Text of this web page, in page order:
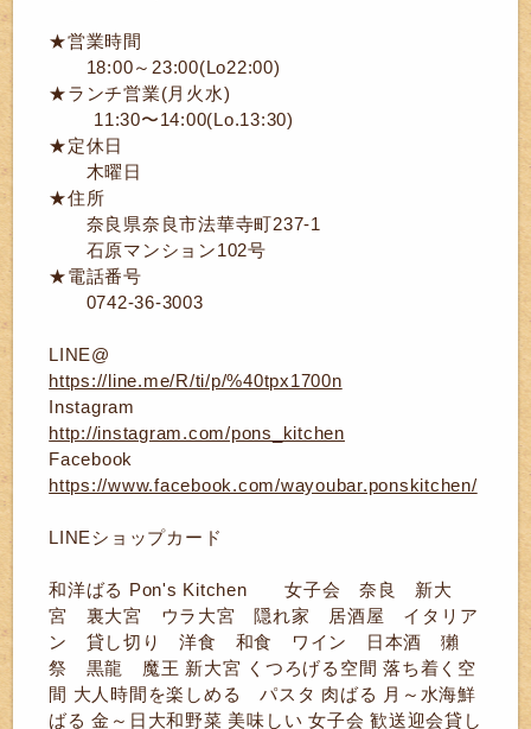
★営業時間
18:00～23:00(Lo22:00)
★ランチ営業(月火水)
11:30〜14:00(Lo.13:30)
★定休日
木曜日
★住所
奈良県奈良市法華寺町237-1
石原マンション102号
★電話番号
0742-36-3003
LINE@
https://line.me/R/ti/p/%40tpx1700n
Instagram
http://instagram.com/pons_kitchen
Facebook
https://www.facebook.com/wayoubar.ponskitchen/
LINEショップカード
和洋ばる Pon's Kitchen 女子会 奈良 新大
宮 裏大宮 ウラ大宮 隠れ家 居酒屋 イタリア
ン 貸し切り 洋食 和食 ワイン 日本酒 獺
祭 黒龍 魔王 新大宮 くつろげる空間 落ち着く空
間 大人時間を楽しめる パスタ 肉ばる 月～水海鮮
ばる 金～日大和野菜 美味しい 女子会 歓送迎会貸し